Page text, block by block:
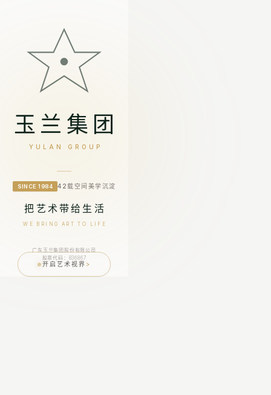
玉兰集团
YULAN GROUP
SINCE 1984 42载空间美学沉淀
把艺术带给生活
WE BRING ART TO LIFE
开启艺术视界 >
广东玉兰集团股份有限公司
股票代码：836867